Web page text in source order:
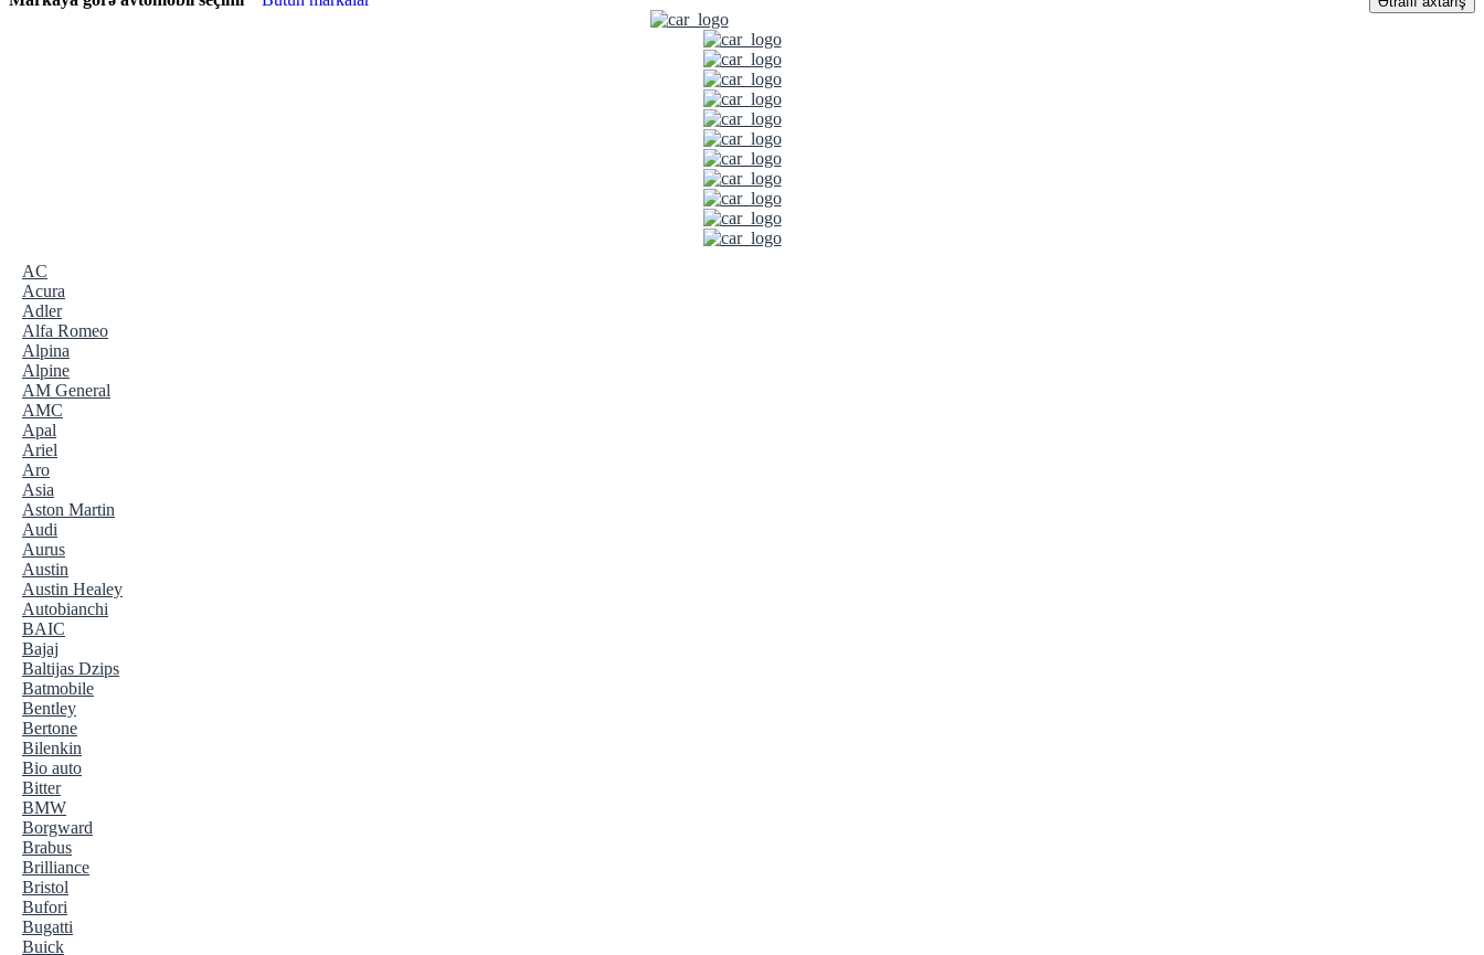
AC
Acura
Adler
Alfa Romeo
Alpina
Alpine
AM General
AMC
Apal
Ariel
Aro
Asia
Aston Martin
Audi
Aurus
Austin
Austin Healey
Autobianchi
BAIC
Bajaj
Baltijas Dzips
Batmobile
Bentley
Bertone
Bilenkin
Bio auto
Bitter
BMW
Borgward
Brabus
Brilliance
Bristol
Bufori
Bugatti
Buick